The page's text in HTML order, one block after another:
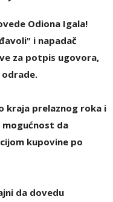
Odiona Igala!
i napadač
za potpis ugovora,
kraja prelaznog roka i
mogućnost da
kupovine po
da dovedu